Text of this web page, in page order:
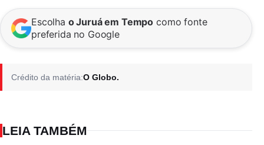
Escolha o Juruá em Tempo como fonte
preferida no Google
Crédito da matéria:O Globo.
LEIA TAMBÉM